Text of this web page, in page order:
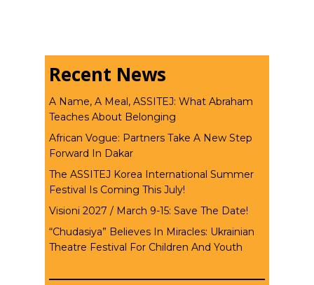
Recent News
A Name, A Meal, ASSITEJ: What Abraham
Teaches About Belonging
African Vogue: Partners Take A New Step
Forward In Dakar
The ASSITEJ Korea International Summer
Festival Is Coming This July!
Visioni 2027 / March 9-15: Save The Date!
“Chudasiya” Believes In Miracles: Ukrainian
Theatre Festival For Children And Youth